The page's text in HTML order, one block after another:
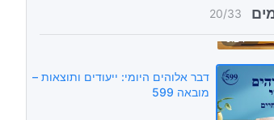
20/33
8:24
דבר אלוהים היומי: ייעודים ותוצאות –
מובאה 599